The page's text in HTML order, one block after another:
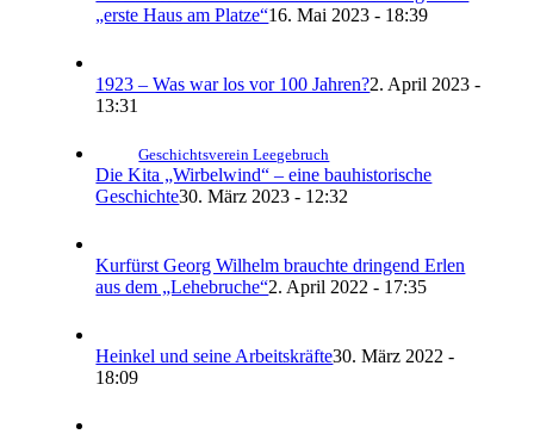
„erste Haus am Platze“16. Mai 2023 - 18:39
1923 – Was war los vor 100 Jahren?2. April 2023 -
13:31
Geschichtsverein Leegebruch
Die Kita „Wirbelwind“ – eine bauhistorische
Geschichte30. März 2023 - 12:32
Kurfürst Georg Wilhelm brauchte dringend Erlen
aus dem „Lehebruche“2. April 2022 - 17:35
Heinkel und seine Arbeitskräfte30. März 2022 -
18:09